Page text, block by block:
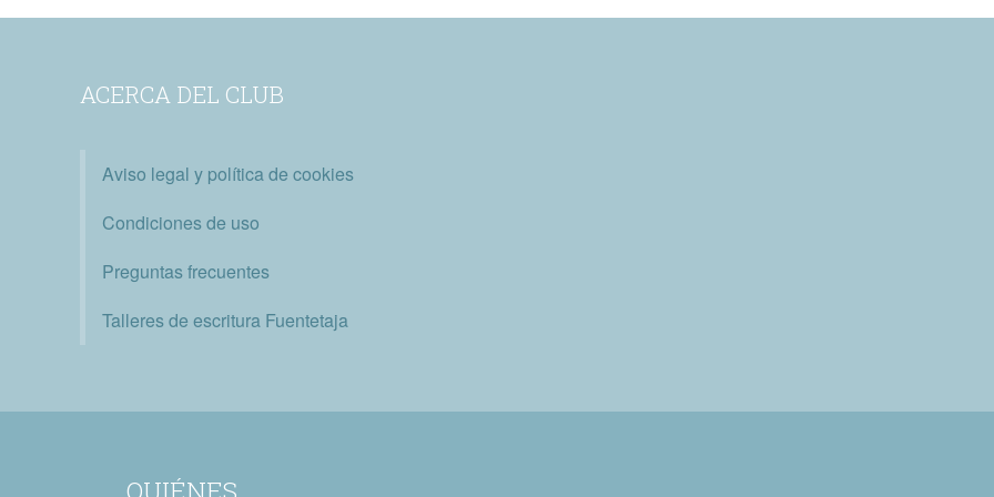
ACERCA DEL CLUB
Aviso legal y política de cookies
Condiciones de uso
Preguntas frecuentes
Talleres de escritura Fuentetaja